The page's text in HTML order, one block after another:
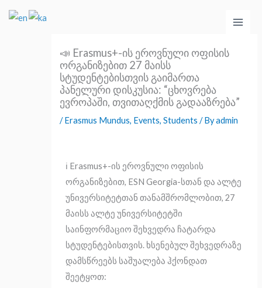
📣 Erasmus+-ის ეროვნული ოფისის
ორგანიზებით 27 მაისს
სტუდენტებისთვის გაიმართა
პანელური დისკუსია: “ცხოვრება
ევროპაში, თვითაღქმის გადააზრება”
/Erasmus Mundus, Events,Students / Byadmin
ℹ️ Erasmus+-ის ეროვნული ოფისის
ორგანიზებით, ESN Georgia-სთან და ალტე
უნივერსიტეტთან თანამშრომლობით, 27
მაისს ალტე უნივერსიტეტში
საინფორმაციო შეხვედრა ჩატარდა
სტუდენტებისთვის. ხსენებულ შეხვედრაზე
დამსწრეებს საშუალება ჰქონდათ
შეეტყოთ: